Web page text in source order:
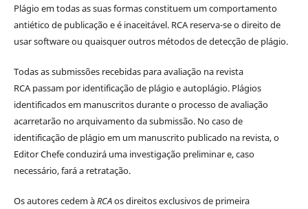
Plágio em todas as suas formas constituem um comportamento
antiético de publicação e é inaceitável. RCA reserva-se o direito de
usar software ou quaisquer outros métodos de detecção de plágio.
Todas as submissões recebidas para avaliação na revista
RCA passam por identificação de plágio e autoplágio. Plágios
identificados em manuscritos durante o processo de avaliação
acarretarão no arquivamento da submissão. No caso de
identificação de plágio em um manuscrito publicado na revista, o
Editor Chefe conduzirá uma investigação preliminar e, caso
necessário, fará a retratação.
Os autores cedem àRCAos direitos exclusivos de primeira